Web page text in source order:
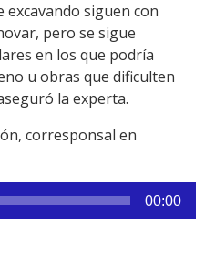
excavando siguen con
pero se sigue
en los que podría
u obras que dificulten
la experta.
corresponsal en
00:00